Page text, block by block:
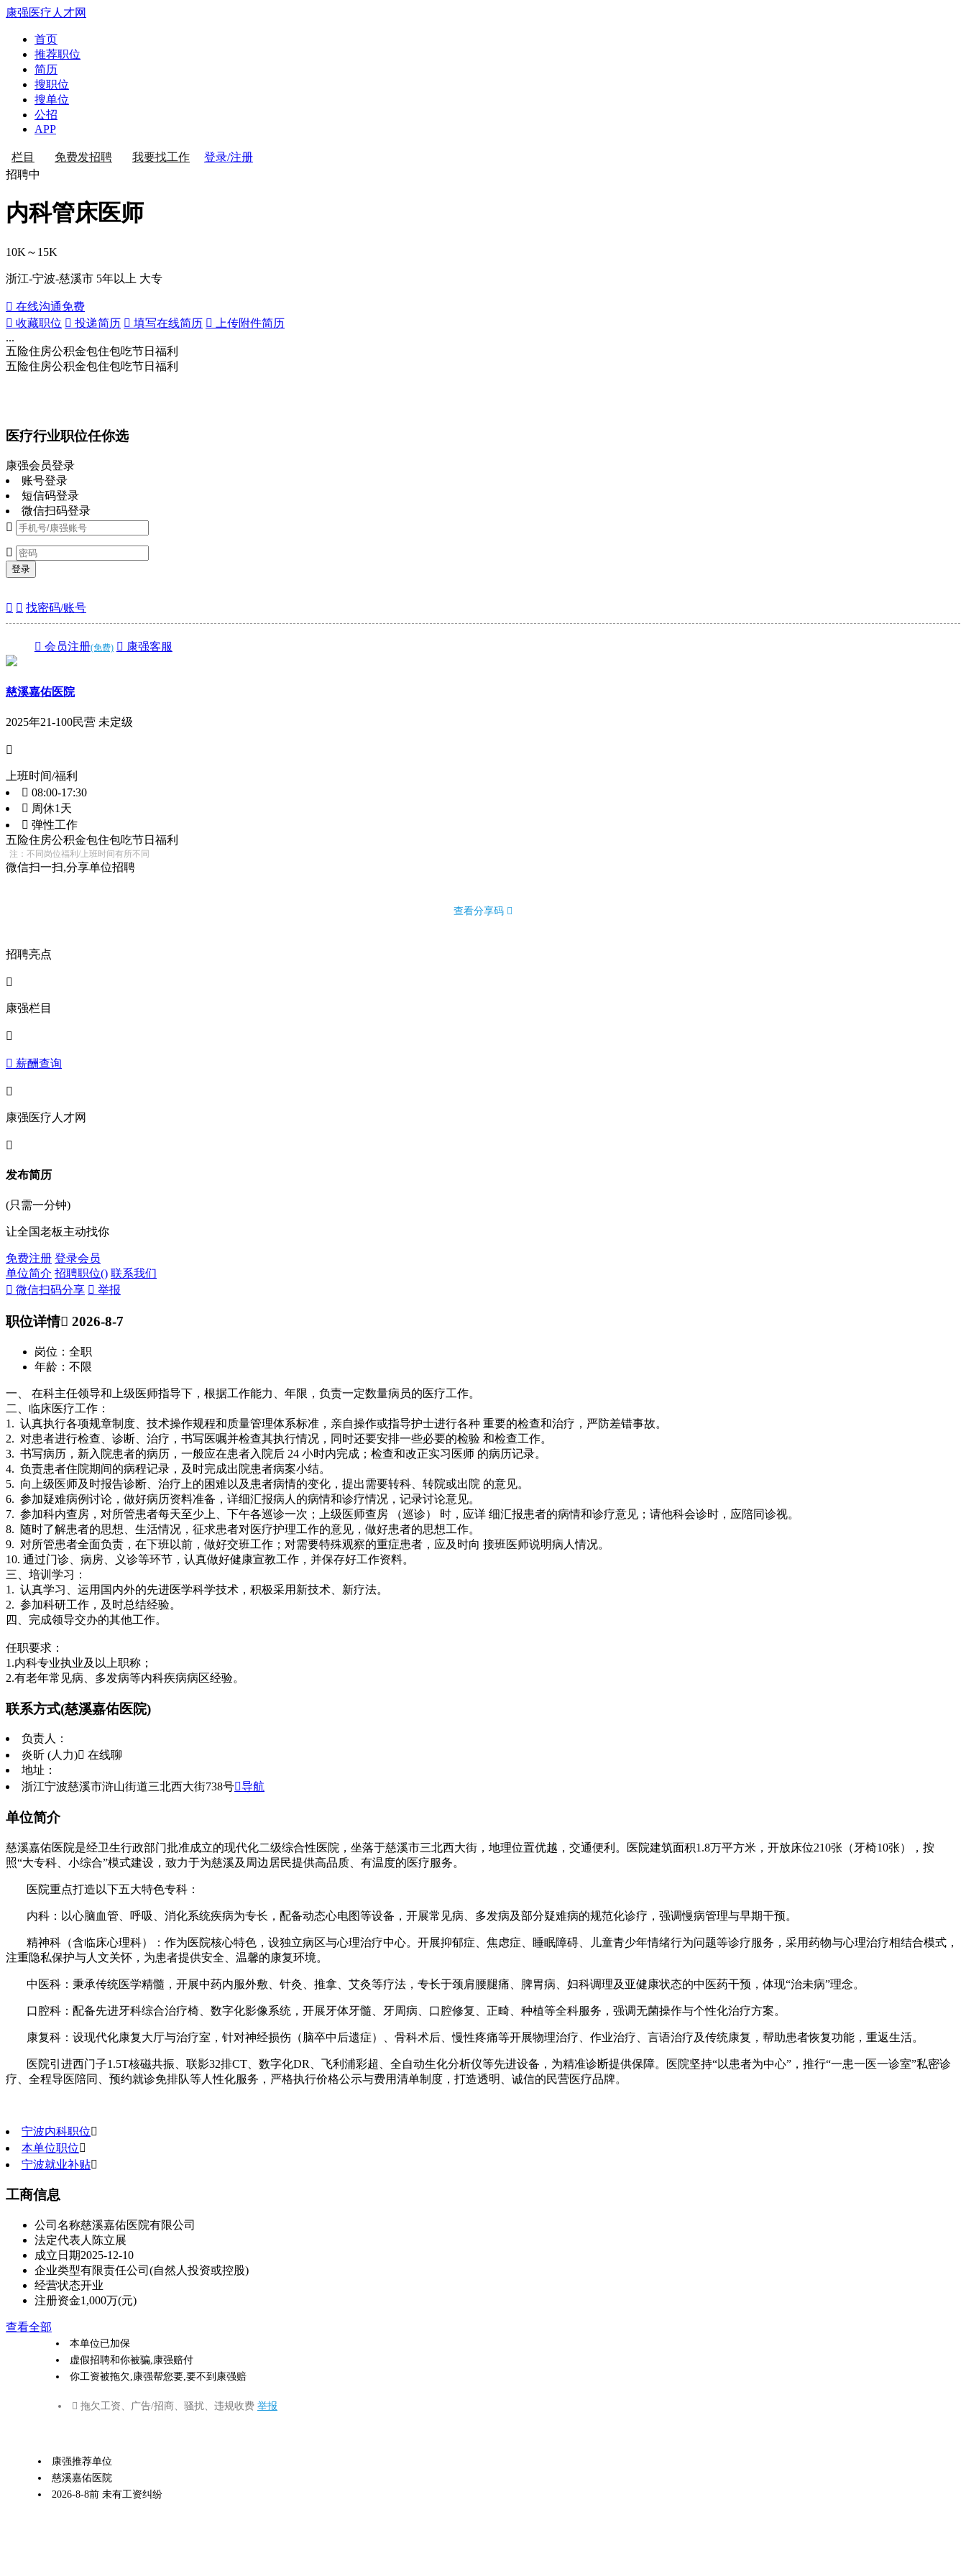
康强医疗人才网
首页
推荐职位
简历
搜职位
搜单位
公招
APP
栏目 免费发招聘 我要找工作
登录/注册
招聘中
内科管床医师
10K～15K
浙江-宁波-慈溪市 5年以上 大专
 在线沟通免费
 收藏职位  投递简历  填写在线简历  上传附件简历
...
五险住房公积金包住包吃节日福利
五险住房公积金包住包吃节日福利
医疗行业职位任你选
康强会员登录
账号登录
短信码登录
微信扫码登录


登录
  找密码/账号
 会员注册(免费)  康强客服
慈溪嘉佑医院
2025年21-100民营 未定级

上班时间/福利
 08:00-17:30
 周休1天
 弹性工作
五险住房公积金包住包吃节日福利
注：不同岗位福利/上班时间有所不同
微信扫一扫,分享单位招聘
查看分享码 
招聘亮点

康强栏目

 薪酬查询

康强医疗人才网

发布简历
(只需一分钟)
让全国老板主动找你
免费注册 登录会员
单位简介 招聘职位() 联系我们
 微信扫码分享  举报
职位详情 2026-8-7
岗位：全职
年龄：不限
一、 在科主任领导和上级医师指导下，根据工作能力、年限，负责一定数量病员的医疗工作。
二、临床医疗工作：
1. 认真执行各项规章制度、技术操作规程和质量管理体系标准，亲自操作或指导护士进行各种 重要的检查和治疗，严防差错事故。
2. 对患者进行检查、诊断、治疗，书写医嘱并检查其执行情况，同时还要安排一些必要的检验 和检查工作。
3. 书写病历，新入院患者的病历，一般应在患者入院后 24 小时内完成；检查和改正实习医师 的病历记录。
4. 负责患者住院期间的病程记录，及时完成出院患者病案小结。
5. 向上级医师及时报告诊断、治疗上的困难以及患者病情的变化，提出需要转科、转院或出院 的意见。
6. 参加疑难病例讨论，做好病历资料准备，详细汇报病人的病情和诊疗情况，记录讨论意见。
7. 参加科内查房，对所管患者每天至少上、下午各巡诊一次；上级医师查房 （巡诊） 时，应详 细汇报患者的病情和诊疗意见；请他科会诊时，应陪同诊视。
8. 随时了解患者的思想、生活情况，征求患者对医疗护理工作的意见，做好患者的思想工作。
9. 对所管患者全面负责，在下班以前，做好交班工作；对需要特殊观察的重症患者，应及时向 接班医师说明病人情况。
10. 通过门诊、病房、义诊等环节，认真做好健康宣教工作，并保存好工作资料。
三、培训学习：
1. 认真学习、运用国内外的先进医学科学技术，积极采用新技术、新疗法。
2. 参加科研工作，及时总结经验。
四、完成领导交办的其他工作。
任职要求：
1.内科专业执业及以上职称；
2.有老年常见病、多发病等内科疾病病区经验。
联系方式(慈溪嘉佑医院)
负责人：
炎昕 (人力) 在线聊
地址：
浙江宁波慈溪市浒山街道三北西大街738号导航
单位简介
慈溪嘉佑医院是经卫生行政部门批准成立的现代化二级综合性医院，坐落于慈溪市三北西大街，地理位置优越，交通便利。医院建筑面积1.8万平方米，开放床位210张（牙椅10张），按
照“大专科、小综合”模式建设，致力于为慈溪及周边居民提供高品质、有温度的医疗服务。
医院重点打造以下五大特色专科：
内科：以心脑血管、呼吸、消化系统疾病为专长，配备动态心电图等设备，开展常见病、多发病及部分疑难病的规范化诊疗，强调慢病管理与早期干预。
精神科（含临床心理科）：作为医院核心特色，设独立病区与心理治疗中心。开展抑郁症、焦虑症、睡眠障碍、儿童青少年情绪行为问题等诊疗服务，采用药物与心理治疗相结合模式，
注重隐私保护与人文关怀，为患者提供安全、温馨的康复环境。
中医科：秉承传统医学精髓，开展中药内服外敷、针灸、推拿、艾灸等疗法，专长于颈肩腰腿痛、脾胃病、妇科调理及亚健康状态的中医药干预，体现“治未病”理念。
口腔科：配备先进牙科综合治疗椅、数字化影像系统，开展牙体牙髓、牙周病、口腔修复、正畸、种植等全科服务，强调无菌操作与个性化治疗方案。
康复科：设现代化康复大厅与治疗室，针对神经损伤（脑卒中后遗症）、骨科术后、慢性疼痛等开展物理治疗、作业治疗、言语治疗及传统康复，帮助患者恢复功能，重返生活。
医院引进西门子1.5T核磁共振、联影32排CT、数字化DR、飞利浦彩超、全自动生化分析仪等先进设备，为精准诊断提供保障。医院坚持“以患者为中心”，推行“一患一医一诊室”私密诊
疗、全程导医陪同、预约就诊免排队等人性化服务，严格执行价格公示与费用清单制度，打造透明、诚信的民营医疗品牌。
宁波内科职位
本单位职位
宁波就业补贴
工商信息
公司名称慈溪嘉佑医院有限公司
法定代表人 陈立展
成立日期2025-12-10
企业类型有限责任公司(自然人投资或控股)
经营状态开业
注册资金1,000万(元)
查看全部
本单位已加保
虚假招聘和你被骗,康强赔付
你工资被拖欠,康强帮您要,要不到康强赔
 拖欠工资、广告/招商、骚扰、违规收费 举报
康强推荐单位
慈溪嘉佑医院
2026-8-8前 未有工资纠纷